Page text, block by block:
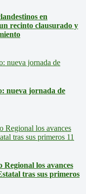
en
recinto clausurado y
nueva jornada de
los avances
tras sus primeros